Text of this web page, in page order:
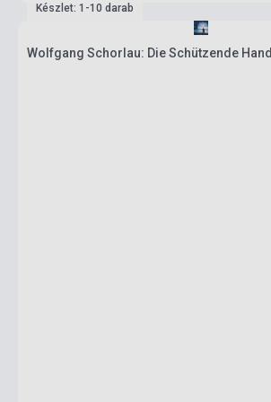
Készlet: 1-10 darab
Wolfgang Schorlau: Die Schützende Hand